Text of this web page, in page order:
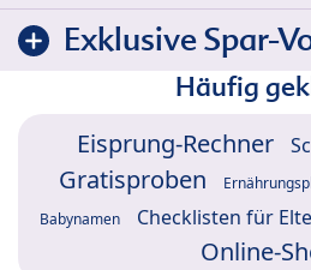
Exklusive Spar-
Häufig
Eisprung-Rechner
Gratisproben
Babynamen Checklisten für
Online-